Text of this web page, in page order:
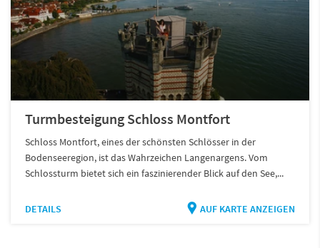
Turmbesteigung Schloss Montfort
Schloss Montfort, eines der schönsten Schlösser in der
Bodenseeregion, ist das Wahrzeichen Langenargens. Vom
Schlossturm bietet sich ein faszinierender Blick auf den See,...
DETAILS AUF KARTE ANZEIGEN